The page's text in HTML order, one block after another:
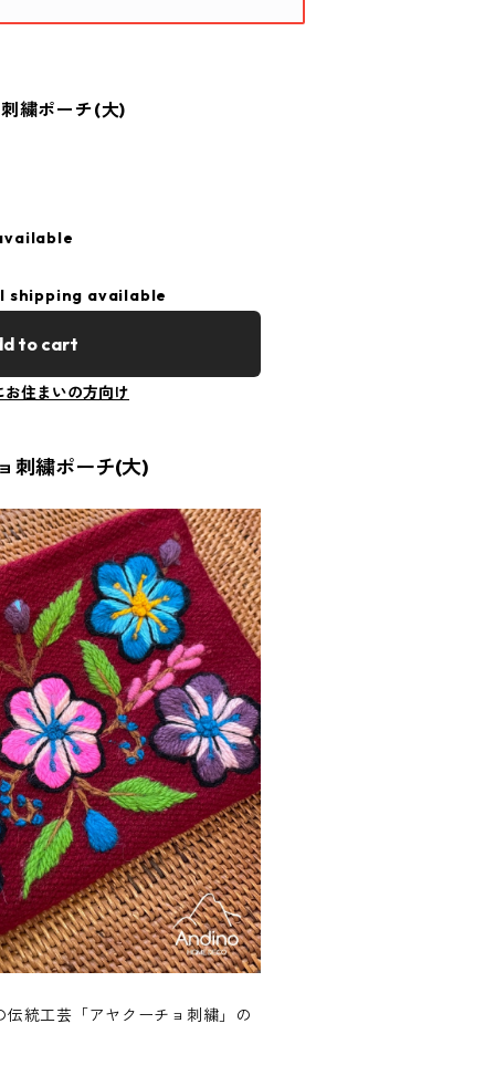
繍ポーチ(大)
shipping available
to cart
お住まいの方向け
刺繍ポーチ(大)
統工芸「アヤクーチョ刺繍」の